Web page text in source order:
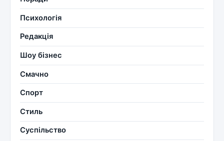
Психологія
Редакція
Шоу бізнес
Смачно
Спорт
Стиль
Суспільство